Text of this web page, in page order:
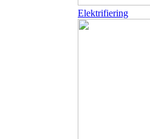
Elektrifiering